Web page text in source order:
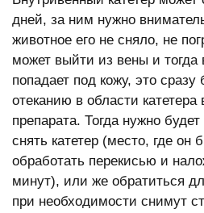
дней, за ним нужно
животное его не сняло, не
может выйти из вены и
попадает под кожу, это сразу
отеканию в области
препарата. Тогда нужно
снять катетер (место, где он
обработать перекисью и
минут), или же обратиться
при необходимости снимут